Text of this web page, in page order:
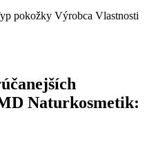
pokožky Výrobca Vlastnosti
Naturkosmetik: